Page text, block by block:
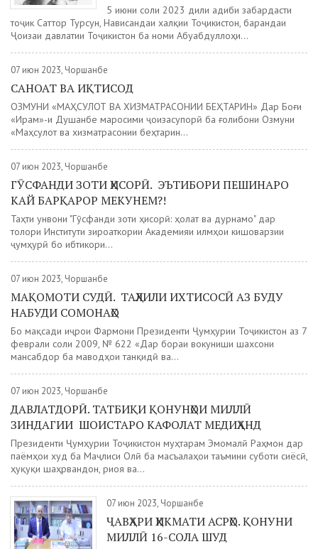
5 июни соли 2023 дили адиби забардасти
тоҷик Саттор Турсун, Нависандаи халқии Тоҷикистон, барандаи
Ҷоизаи давлатии Тоҷикистон ба номи Абуабдуллоҳи...
07 июн 2023, Чоршанбе
САНОАТ ВА ИҚТИСОД
ОЗМУНИ «МАҲСУЛОТ ВА ХИЗМАТРАСОНИИ БЕҲТАРИН» Дар Боғи
«Ирам»-и Душанбе маросими ҷоизасупорӣ ба ғолибони Озмуни
«Маҳсулот ва хизматрасонии беҳтарин...
07 июн 2023, Чоршанбе
ГӮСФАНДИ ЗОТИ ҲИСОРӢ. ЭЪТИБОРИ ПЕШИНАРО
КАЙ БАРҚАРОР МЕКУНЕМ?!
Таҳти унвони "Гӯсфанди зоти ҳисорӣ: ҳолат ва дурнамо" дар
толори Институти зироаткории Академияи илмҳои кишоварзии
ҷумҳурӣ бо ибтикори...
07 июн 2023, Чоршанбе
МАҚОМОТИ СУДӢ. ТАҲЛИЛИ ИХТИСОСӢ АЗ БУДУ
НАБУДИ СОМОНАҲО
Бо мақсади иҷрои Фармони Президенти Ҷумҳурии Тоҷикистон аз 7
феврали соли 2009, № 622 «Дар бораи вокуниши шахсони
мансабдор ба маводҳои танқидӣ ва...
07 июн 2023, Чоршанбе
ДАВЛАТДОРӢ. ТАТБИҚИ ҚОНУНҲОИ МИЛЛӢ
ЗИНДАГИИ ШОИСТАРО КАФОЛАТ МЕДИҲАНД
Президенти Ҷумҳурии Тоҷикистон муҳтарам Эмомалӣ Раҳмон дар
паёмҳои худ ба Маҷлиси Олӣ ба масъалаҳои таъмини суботи сиёсӣ,
ҳуқуқи шаҳрвандон, риоя ва...
07 июн 2023, Чоршанбе
ҶАВҲАРИ ҲИКМАТИ АСРҲО. ҚОНУНИ
МИЛЛӢ 16-СОЛА ШУД